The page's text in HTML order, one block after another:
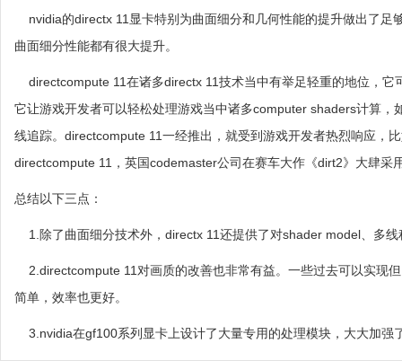
nvidia的directx 11显卡特别为曲面细分和几何性能的提升做出了足
曲面细分性能都有很大提升。
directcompute 11在诸多directx 11技术当中有举足轻重的地位，它
它让游戏开发者可以轻松处理游戏当中诸多computer shaders计算
线追踪。directcompute 11一经推出，就受到游戏开发者热烈响应，
directcompute 11，英国codemaster公司在赛车大作《dirt2》大肆采
总结以下三点：
1.除了曲面细分技术外，directx 11还提供了对shader model、多
2.directcompute 11对画质的改善也非常有益。一些过去可以实现
简单，效率也更好。
3.nvidia在gf100系列显卡上设计了大量专用的处理模块，大大加强